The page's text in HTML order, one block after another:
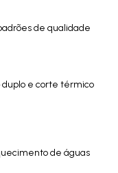
de qualidade
duplo e corte térmico
de águas